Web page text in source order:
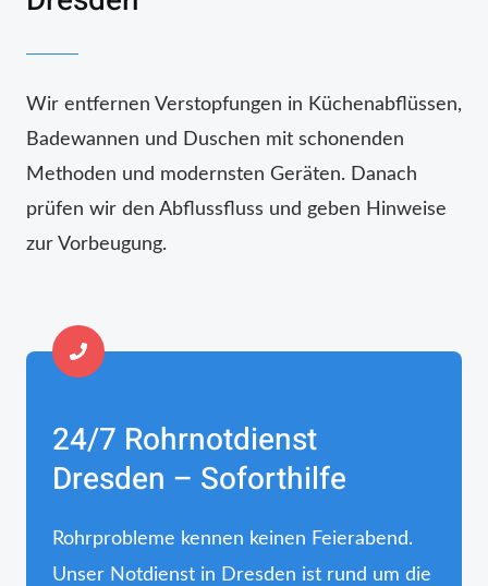
Wir entfernen Verstopfungen in Küchenabflüssen,
Badewannen und Duschen mit schonenden
Methoden und modernsten Geräten. Danach
prüfen wir den Abflussfluss und geben Hinweise
zur Vorbeugung.
24/7 Rohrnotdienst
Dresden – Soforthilfe
Rohrprobleme kennen keinen Feierabend.
Unser Notdienst in Dresden ist rund um die